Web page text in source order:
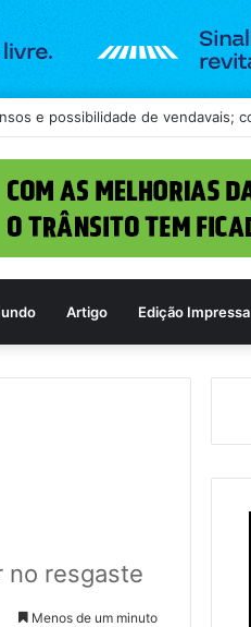
Artigo Edição Impressa
no resgaste
Menos de um minuto